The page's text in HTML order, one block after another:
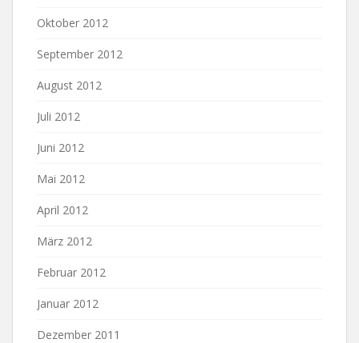
Oktober 2012
September 2012
August 2012
Juli 2012
Juni 2012
Mai 2012
April 2012
März 2012
Februar 2012
Januar 2012
Dezember 2011